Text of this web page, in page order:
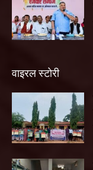
वाइरल स्टोरी